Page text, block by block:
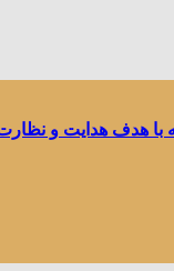
با هدف هدایت و